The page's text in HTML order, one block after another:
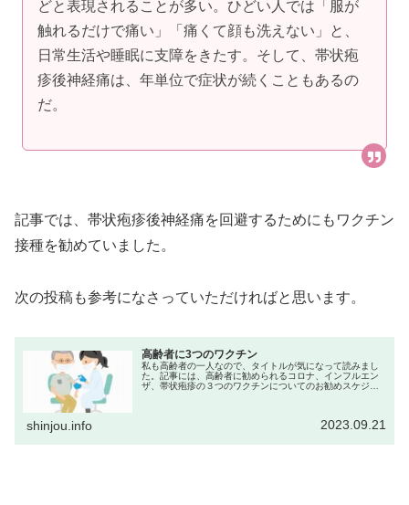
どと表現されることが多い。ひどい人では「服が
触れるだけで痛い」「痛くて顔も洗えない」と、
日常生活や睡眠に支障をきたす。そして、帯状疱
疹後神経痛は、年単位で症状が続くこともあるの
だ。
記事では、帯状疱疹後神経痛を回避するためにもワクチン
接種を勧めていました。
次の投稿も参考になさっていただければと思います。
高齢者に3つのワクチン
私も高齢者の一人なので、タイトルが気になって読みまし
た。記事には、高齢者に勧められるコロナ、インフルエン
ザ、帯状疱疹の３つのワクチンについてのお勧めスケジュ
shinjou.info 2023.09.21